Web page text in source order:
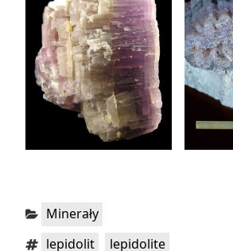
Kategorie:
Minerały
Tagi:lepidolit lepidolite